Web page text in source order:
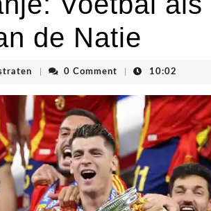
de Natie
cdenvhoogstraten
0 Comment 10:02